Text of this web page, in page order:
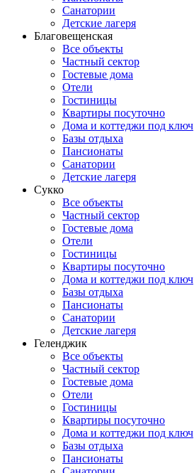
Санатории
Детские лагеря
Благовещенская
Все объекты
Частный сектор
Гостевые дома
Отели
Гостиницы
Квартиры посуточно
Дома и коттеджи под ключ
Базы отдыха
Пансионаты
Санатории
Детские лагеря
Сукко
Все объекты
Частный сектор
Гостевые дома
Отели
Гостиницы
Квартиры посуточно
Дома и коттеджи под ключ
Базы отдыха
Пансионаты
Санатории
Детские лагеря
Геленджик
Все объекты
Частный сектор
Гостевые дома
Отели
Гостиницы
Квартиры посуточно
Дома и коттеджи под ключ
Базы отдыха
Пансионаты